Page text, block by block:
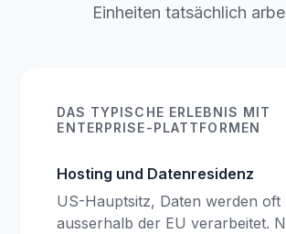
Einheiten tatsächlich
DAS TYPISCHE ERLEBNIS MIT
ENTERPRISE-PLATTFORMEN
Hosting und Datenresidenz
US-Hauptsitz, Daten werden oft
ausserhalb der EU verarbeitet.